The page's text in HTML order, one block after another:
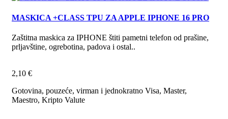
MASKICA +CLASS TPU ZA APPLE IPHONE 16 PRO
Zaštitna maskica za IPHONE štiti pametni telefon od prašine,
prljavštine, ogrebotina, padova i ostal..
2,10 €
Gotovina, pouzeće, virman i jednokratno Visa, Master,
Maestro, Kripto Valute